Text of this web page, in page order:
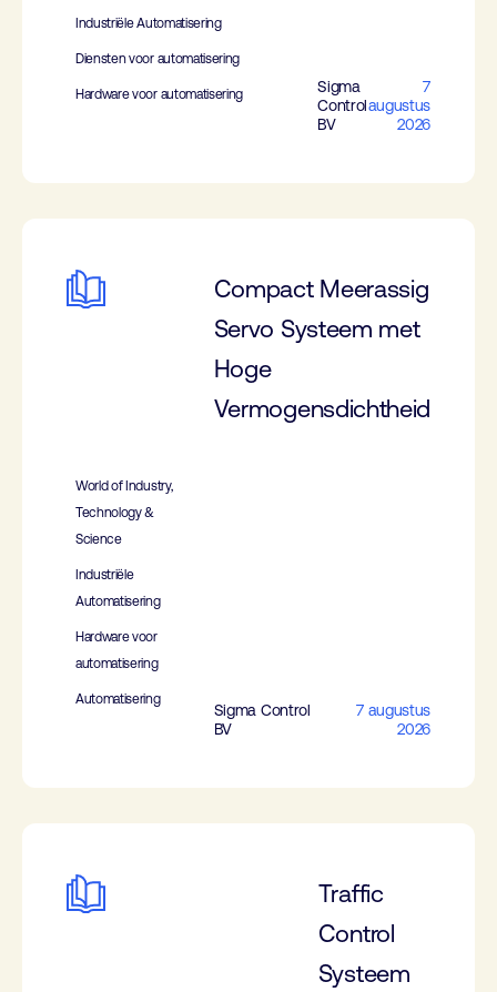
Industriële Automatisering
Diensten voor automatisering
Hardware voor automatisering
Sigma
Control
BV
7
augustus
2026
Compact Meerassig
Servo Systeem met
Hoge
Vermogensdichtheid
World of Industry,
Technology &
Science
Industriële
Automatisering
Hardware voor
automatisering
Automatisering
Sigma Control
BV
7 augustus
2026
Traffic
Control
Systeem